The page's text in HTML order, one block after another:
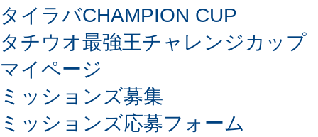
タイラバCHAMPION CUP
タチウオ最強王チャレンジカップ
マイページ
ミッションズ募集
ミッションズ応募フォーム